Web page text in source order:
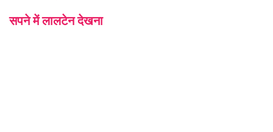
सपने में लालटेन देखना